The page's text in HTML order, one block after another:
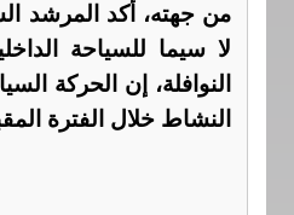
من جهته، أكد المرشد
لا سيما للسياحة
النوافلة، إن الحركة
النشاط خلال الفترة